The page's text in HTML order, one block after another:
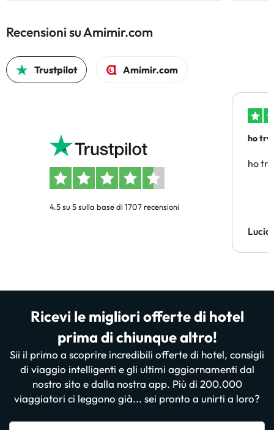
Recensioni su Amimir.com
Trustpilot Amimir.com
4.5 su 5 sulla base di 1707 recensioni
ho
ho
Lucia
Ricevi le migliori offerte di hotel
prima di chiunque altro!
Sii il primo a scoprire incredibili offerte di hotel, consigli
di viaggio intelligenti e gli ultimi aggiornamenti dal
nostro sito e dalla nostra app. Più di 200.000
viaggiatori ci leggono già... sei pronto a unirti a loro?